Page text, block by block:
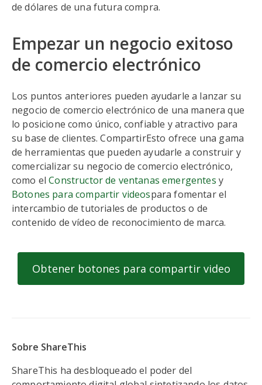
de dólares de una futura compra.
Empezar un negocio exitoso
de comercio electrónico
Los puntos anteriores pueden ayudarle a lanzar su
negocio de comercio electrónico de una manera que
lo posicione como único, confiable y atractivo para
su base de clientes. CompartirEsto ofrece una gama
de herramientas que pueden ayudarle a construir y
comercializar su negocio de comercio electrónico,
como elConstructor de ventanas emergentes y
Botones para compartir videospara fomentar el
intercambio de tutoriales de productos o de
contenido de vídeo de reconocimiento de marca.
Obtener botones para compartir video
Sobre ShareThis
ShareThis ha desbloqueado el poder del